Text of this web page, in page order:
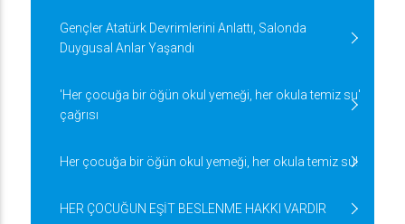
Gençler Atatürk Devrimlerini Anlattı, Salonda
Duygusal Anlar Yaşandı
'Her çocuğa bir öğün okul yemeği, her okula temiz su'
çağrısı
Her çocuğa bir öğün okul yemeği, her okula temiz su!
HER ÇOCUĞUN EŞİT BESLENME HAKKI VARDIR